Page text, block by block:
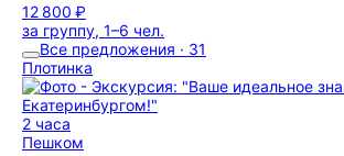
12 800 ₽
за группу, 1–6 чел.
Все предложения · 31
Плотинка
2 часа
Пешком